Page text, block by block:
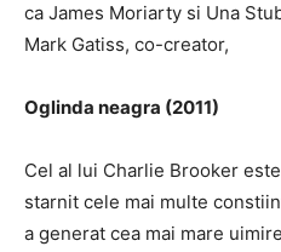
ca James Moriarty si Una
Mark Gatiss, co-creator,
Oglinda neagra (2011)
Cel al lui Charlie Brooker
starnit cele mai multe
a generat cea mai mare